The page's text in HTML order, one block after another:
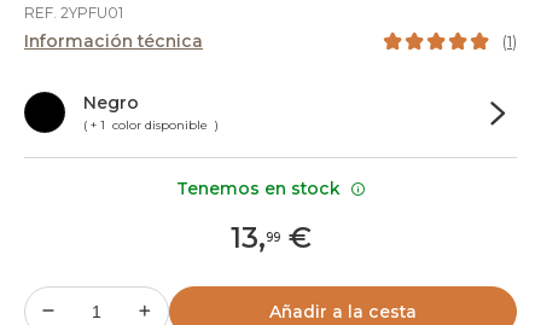
REF. 2YPFU01
Información técnica (1)
Negro
( + 1 color disponible )
13,99€
Añadir a la cesta